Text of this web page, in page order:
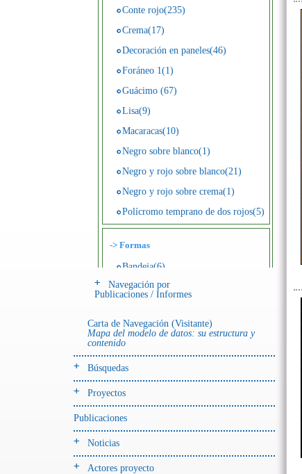
Conte rojo(235)
Crema(17)
Decoración en paneles(46)
Foráneo 1(1)
Guácimo (67)
Lisa(9)
Macaracas(10)
Negro sobre blanco(1)
Negro y rojo sobre blanco(21)
Negro y rojo sobre crema(1)
Polícromo temprano de dos rojos(5)
-> Formas
Bandeja(6)
Botella(4)
Efigie antropomorfa(24)
Efigie híbrida(2)
Efigie zoomorfa(56)
Jarra(340)
Mamaderas(1)
Molde(1)
Navegación por
Publicaciones / Informes
Carta de Navegación (Visitante)
Mapa del modelo de datos: su estructura y
contenido
Búsquedas
Proyectos
Publicaciones
Noticias
Actores proyecto